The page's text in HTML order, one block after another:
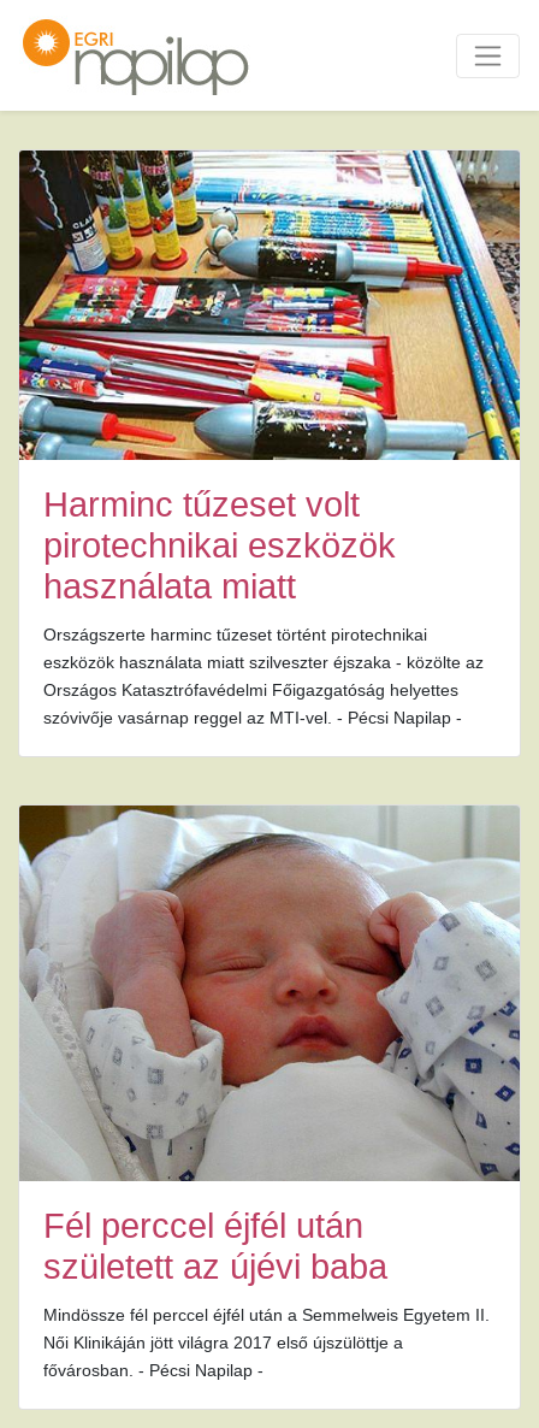
Harminc tűzeset volt
pirotechnikai eszközök
használata miatt
Országszerte harminc tűzeset történt pirotechnikai
eszközök használata miatt szilveszter éjszaka - közölte az
Országos Katasztrófavédelmi Főigazgatóság helyettes
szóvivője vasárnap reggel az MTI-vel. - Pécsi Napilap -
Fél perccel éjfél után
született az újévi baba
Mindössze fél perccel éjfél után a Semmelweis Egyetem II.
Női Klinikáján jött világra 2017 első újszülöttje a
fővárosban. - Pécsi Napilap -